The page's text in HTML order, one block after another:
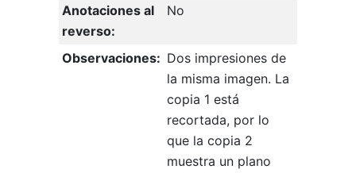
Anotaciones al
reverso:
No
Observaciones: Dos impresiones de
la misma imagen. La
copia 1 está
recortada, por lo
que la copia 2
muestra un plano